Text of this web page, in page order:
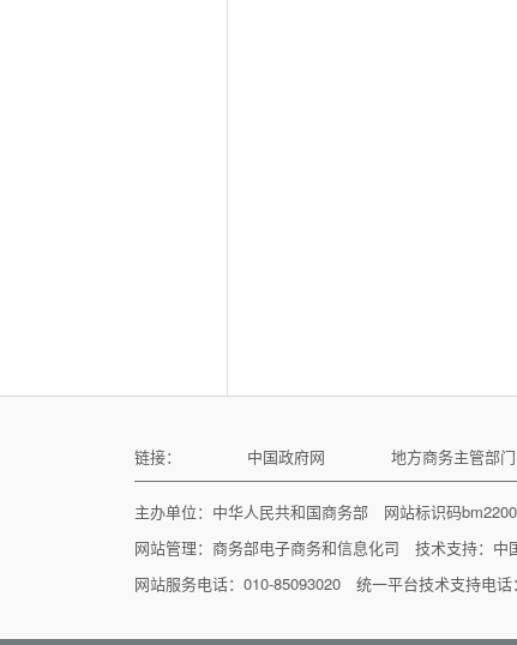
链接： 中国政府网 地方商务主管部门
主办单位：中华人民共和国商务部 网站标识码
网站管理：商务部电子商务和信息化司 技术支持： 中
网站服务电话：010-85093020 统一平台技术支持电